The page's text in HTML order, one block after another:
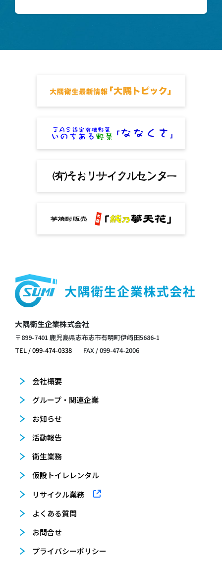
大隅衛生企業株式会社
〒899-7401 鹿児島県志布志市有明町伊﨑田5686-1
TEL / 099-474-0338
FAX / 099-474-2006
会社概要
グループ・関連企業
お知らせ
活動報告
衛生業務
仮設トイレレンタル
リサイクル業務
よくある質問
お問合せ
プライバシーポリシー